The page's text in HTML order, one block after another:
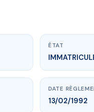
ÉTAT
DATE
13/02/1992